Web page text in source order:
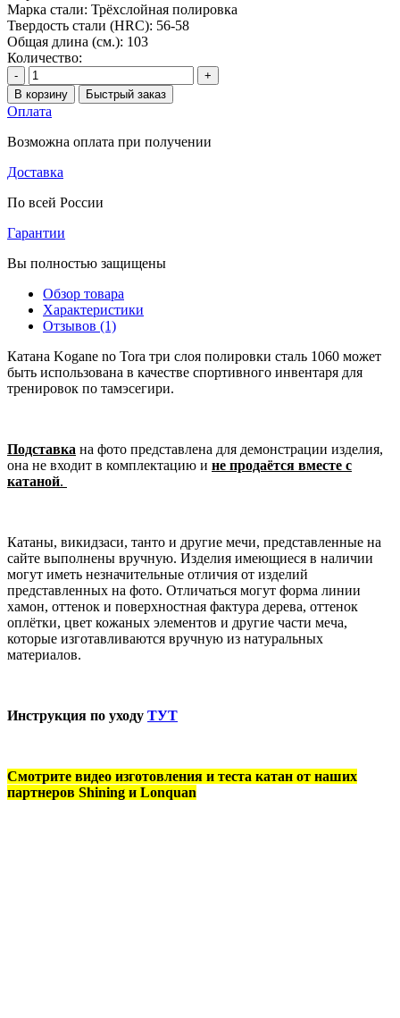
Марка стали: Трёхслойная полировка
Твердость стали (HRC): 56-58
Общая длина (см.): 103
Количество:
-
+
В корзину
Быстрый заказ
Оплата
Возможна оплата при получении
Доставка
По всей России
Гарантии
Вы полностью защищены
Обзор товара
Характеристики
Отзывов (1)
Катана Kogane no Tora три слоя полировки сталь 1060 может
быть использована в качестве спортивного инвентаря для
тренировок по тамэсегири.
Подставка на фото представлена для демонстрации изделия,
она не входит в комплектацию и не продаётся вместе с
катаной.
Катаны, викидзаси, танто и другие мечи, представленные на
сайте выполнены вручную. Изделия имеющиеся в наличии
могут иметь незначительные отличия от изделий
представленных на фото. Отличаться могут форма линии
хамон, оттенок и поверхностная фактура дерева, оттенок
оплётки, цвет кожаных элементов и другие части меча,
которые изготавливаются вручную из натуральных
материалов.
Инструкция по уходу ТУТ
Смотрите видео изготовления и теста катан от наших
партнеров Shining и Lonquan